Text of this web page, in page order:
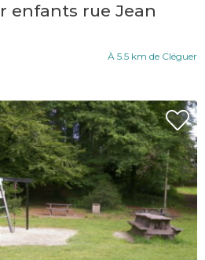
enfants rue Jean
À 5.5 km de Cléguer